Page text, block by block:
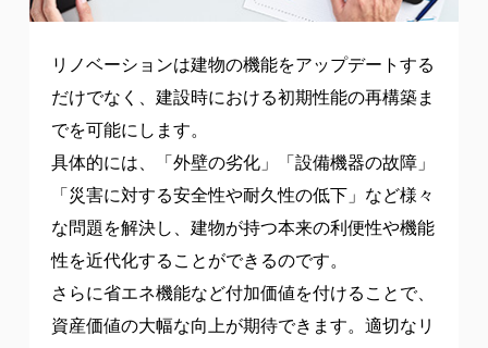
リノベーションは建物の機能をアップデートする
だけでなく、建設時における初期性能の再構築ま
でを可能にします。
具体的には、「外壁の劣化」「設備機器の故障」
「災害に対する安全性や耐久性の低下」など様々
な問題を解決し、建物が持つ本来の利便性や機能
性を近代化することができるのです。
さらに省エネ機能など付加価値を付けることで、
資産価値の大幅な向上が期待できます。適切なリ